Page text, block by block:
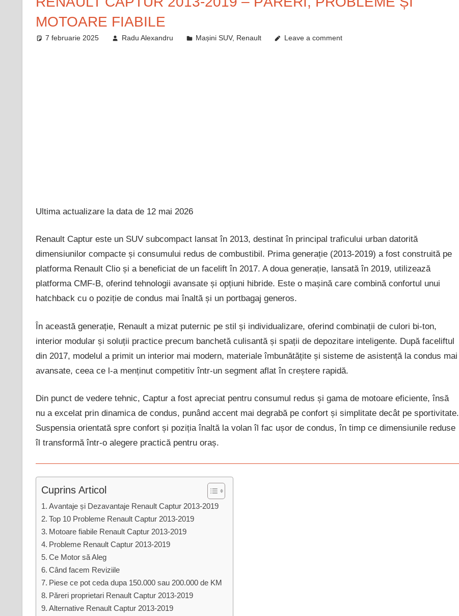
MOTOARE FIABILE
7 februarie 2025 Radu Alexandru Mașini SUV, Renault Leave a comment
Ultima actualizare la data de 12 mai 2026
Renault Captur este un SUV subcompact lansat în 2013, destinat în principal traficului urban datorită
dimensiunilor compacte și consumului redus de combustibil. Prima generație (2013-2019) a fost construită pe
platforma Renault Clio și a beneficiat de un facelift în 2017. A doua generație, lansată în 2019, utilizează
platforma CMF-B, oferind tehnologii avansate și opțiuni hibride. Este o mașină care combină confortul unui
hatchback cu o poziție de condus mai înaltă și un portbagaj generos.
În această generație, Renault a mizat puternic pe stil și individualizare, oferind combinații de culori bi-ton,
interior modular și soluții practice precum banchetă culisantă și spații de depozitare inteligente. După faceliftul
din 2017, modelul a primit un interior mai modern, materiale îmbunătățite și sisteme de asistență la condus mai
avansate, ceea ce l-a menținut competitiv într-un segment aflat în creștere rapidă.
Din punct de vedere tehnic, Captur a fost apreciat pentru consumul redus și gama de motoare eficiente, însă
nu a excelat prin dinamica de condus, punând accent mai degrabă pe confort și simplitate decât pe sportivitate.
Suspensia orientată spre confort și poziția înaltă la volan îl fac ușor de condus, în timp ce dimensiunile reduse
îl transformă într-o alegere practică pentru oraș.
Cuprins Articol
Avantaje și Dezavantaje Renault Captur 2013-2019
Top 10 Probleme Renault Captur 2013-2019
Motoare fiabile Renault Captur 2013-2019
Probleme Renault Captur 2013-2019
Ce Motor să Aleg
Când facem Reviziile
Piese ce pot ceda dupa 150.000 sau 200.000 de KM
Păreri proprietari Renault Captur 2013-2019
Alternative Renault Captur 2013-2019